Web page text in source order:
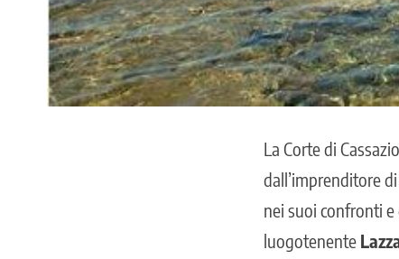
La Corte di
dall’imprenditore di
nei suoi confronti
luogotenente